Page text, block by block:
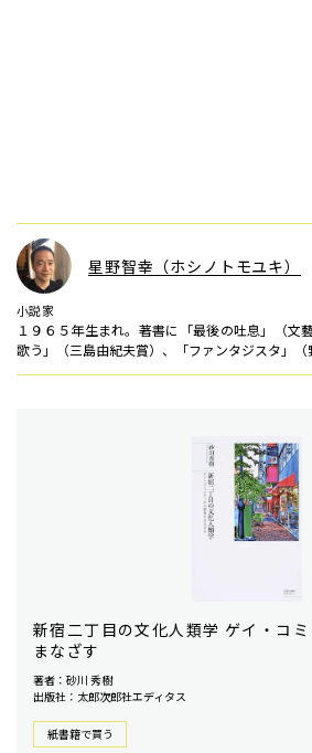
星野智幸（ホシノトモユキ）
小説家
１９６５年生まれ。著書に「最後の吐息」（文
歌う」（三島由紀夫賞）、「ファンタジスタ」（
新宿二丁目の文化人類学 ゲイ・コ
まなざす
著者：砂川 秀樹
出版社：太郎次郎社エディタス
紙書籍で買う